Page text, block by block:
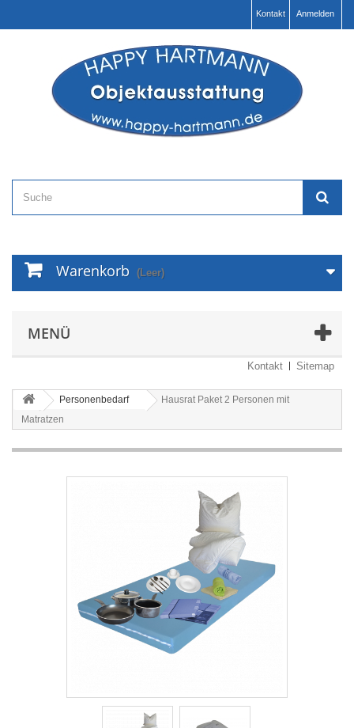
Anmelden
Kontakt
Warenkorb (Leer)
MENÜ
Kontakt Sitemap
Personenbedarf
Hausrat Paket 2 Personen mit
Matratzen